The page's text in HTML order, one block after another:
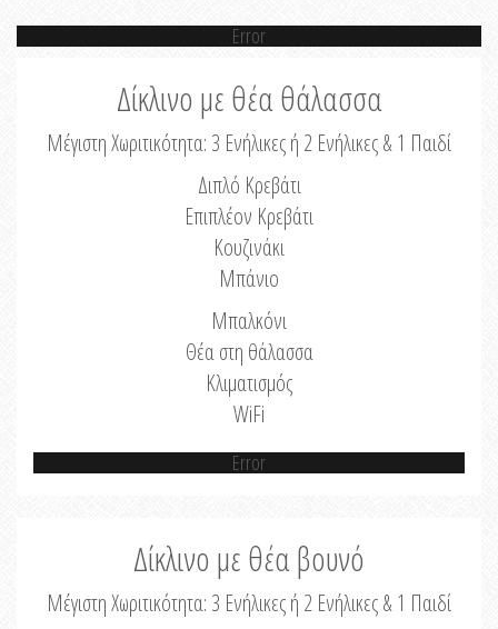
Error
Δίκλινο με θέα θάλασσα
Μέγιστη Χωριτικότητα: 3 Ενήλικες ή 2 Ενήλικες & 1 Παιδί
Διπλό Κρεβάτι
Επιπλέον Κρεβάτι
Κουζινάκι
Μπάνιο
Μπαλκόνι
Θέα στη θάλασσα
Κλιματισμός
WiFi
Error
Δίκλινο με θέα βουνό
Μέγιστη Χωριτικότητα: 3 Ενήλικες ή 2 Ενήλικες & 1 Παιδί